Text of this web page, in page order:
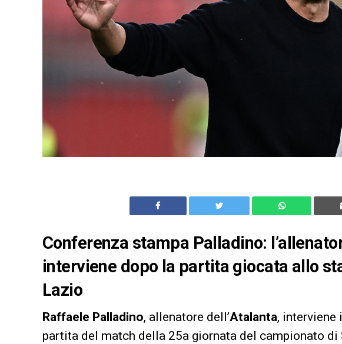
Conferenza stampa Palladino:
interviene dopo la partita giocata allo
Lazio
Raffaele Palladino, allenatore dell’Atalanta, interviene
partita del match della 25a giornata del campionato